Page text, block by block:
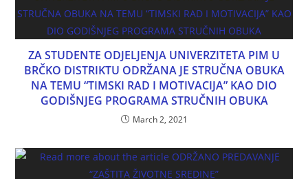
ZA STUDENTE ODJELJENJA UNIVERZITETA PIM U
BRČKO DISTRIKTU ODRŽANA JE STRUČNA OBUKA
NA TEMU “TIMSKI RAD I MOTIVACIJA” KAO DIO
GODIŠNJEG PROGRAMA STRUČNIH OBUKA
March 2, 2021